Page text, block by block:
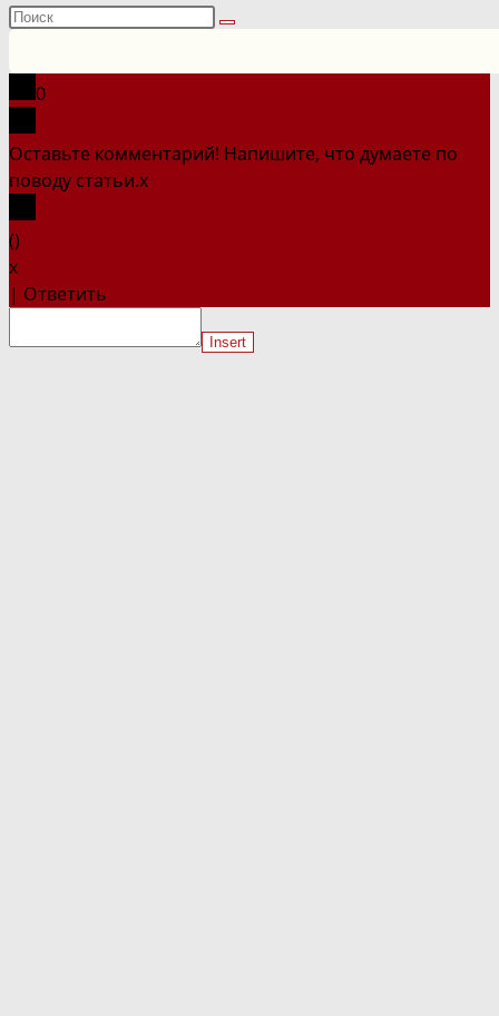
Поиск
сайте
0
Оставьте комментарий! Напишите, что думаете по
поводу статьи.x
()
x
| Ответить
Insert